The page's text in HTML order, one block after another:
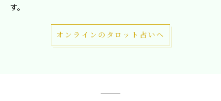
す。
オンラインのタロット占いへ